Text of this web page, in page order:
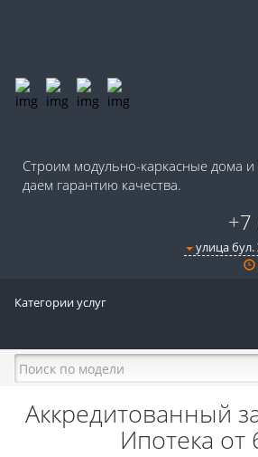
Строим модульно-каркасные дома и
даем гарантию качества.
+7
улица
Категории услуг
Аккредитованный
Ипотека от